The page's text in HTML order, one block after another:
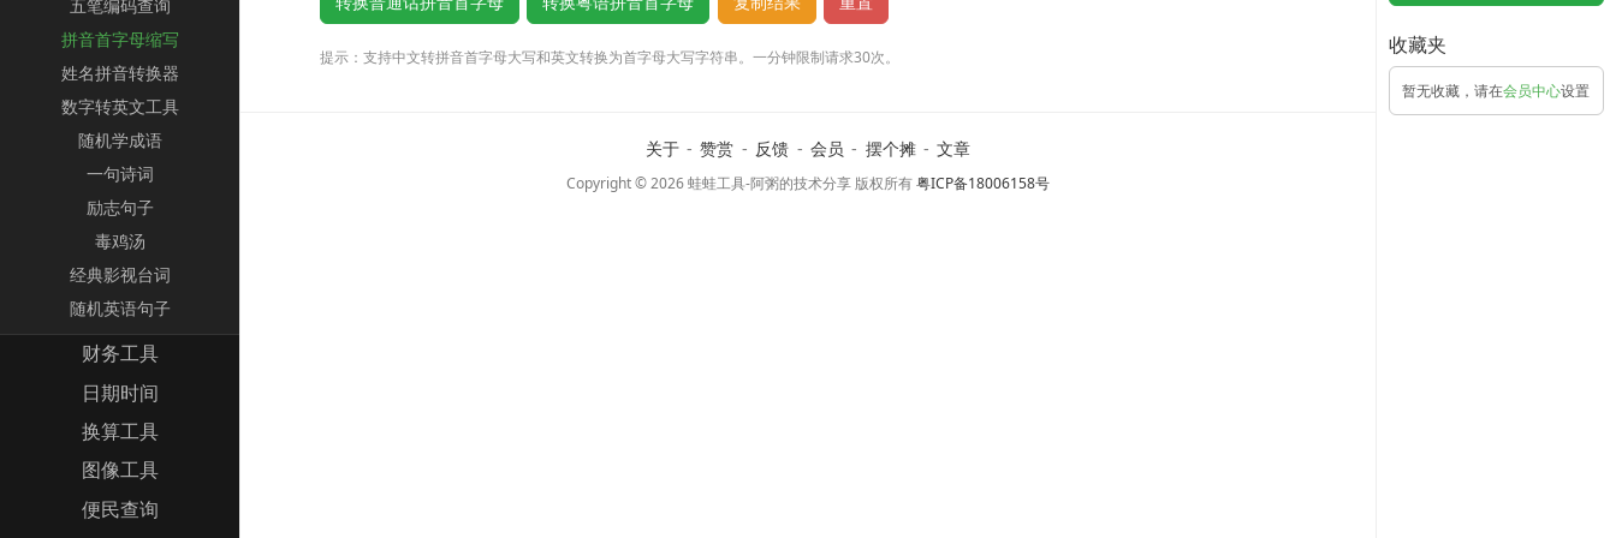
五笔编码查询
拼音首字母缩写
姓名拼音转换器
数字转英文工具
随机学成语
一句诗词
励志句子
毒鸡汤
经典影视台词
随机英语句子
财务工具
日期时间
换算工具
图像工具
便民查询
提示：支持中文转拼音首字母大写和英文转换为首字母大写字符串。一分钟限制请求30次。
关于 - 赞赏 - 反馈 - 会员 - 摆个摊 - 文章
Copyright © 2026 蛙蛙工具-阿粥的技术分享 版权所有粤ICP备18006158号
收藏夹
暂无收藏，请在会员中心设置